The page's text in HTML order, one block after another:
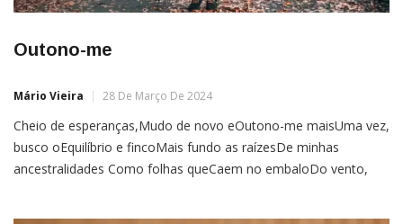
Outono-me
Mário Vieira 28 De Março De 2024
Cheio de esperanças,Mudo de novo eOutono-me maisUma vez,
busco oEquilíbrio e fincoMais fundo as raízesDe minhas
ancestralidades Como folhas queCaem no embaloDo vento,